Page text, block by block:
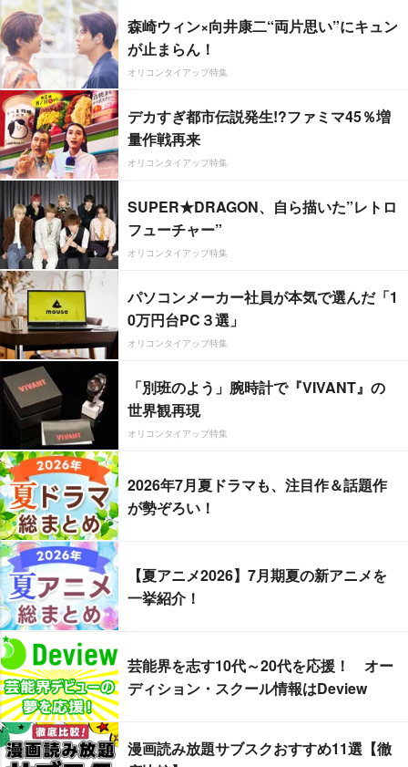
森崎ウィン×向井康二“両片思い”にキュン
が止まらん！
オリコンタイアップ特集
デカすぎ都市伝説発生!?ファミマ45％増
量作戦再来
オリコンタイアップ特集
SUPER★DRAGON、自ら描いた”レトロ
フューチャー”
オリコンタイアップ特集
パソコンメーカー社員が本気で選んだ「1
0万円台PC３選」
オリコンタイアップ特集
「別班のよう」腕時計で『VIVANT』の
世界観再現
オリコンタイアップ特集
2026年7月夏ドラマも、注目作＆話題作
が勢ぞろい！
【夏アニメ2026】7月期夏の新アニメを
一挙紹介！
芸能界を志す10代～20代を応援！ オー
ディション・スクール情報はDeview
漫画読み放題サブスクおすすめ11選【徹